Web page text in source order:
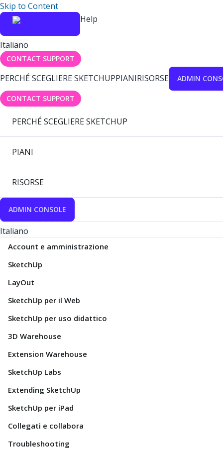
Skip to Content
Help
Italiano
CONTACT SUPPORT
PERCHÉ SCEGLIERE SKETCHUPPIANIRISORSE ADMIN
CONTACT SUPPORT
PERCHÉ SCEGLIERE SKETCHUP
PIANI
RISORSE
ADMIN CONSOLE
Italiano
Account e amministrazione
SketchUp
LayOut
SketchUp per il Web
SketchUp per uso didattico
3D Warehouse
Extension Warehouse
SketchUp Labs
Extending SketchUp
SketchUp per iPad
Collegati e collabora
Troubleshooting